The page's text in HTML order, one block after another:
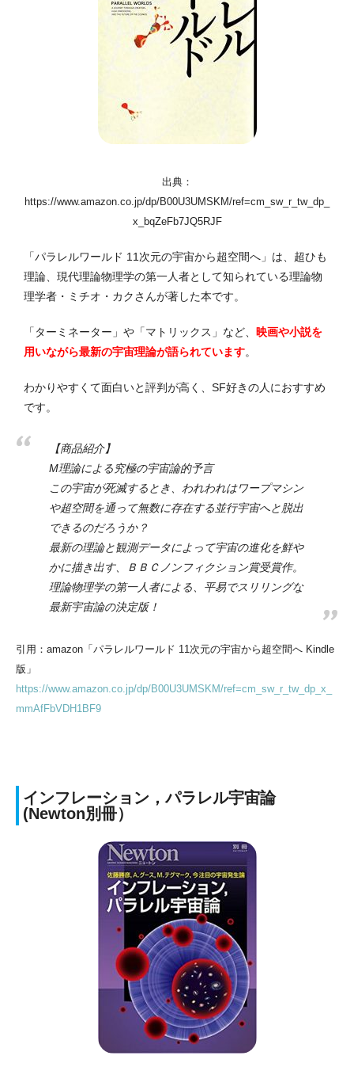
出典：
https://www.amazon.co.jp/dp/B00U3UMSKM/ref=cm_sw_r_tw_dp_
x_bqZeFb7JQ5RJF
「パラレルワールド 11次元の宇宙から超空間へ」は、超ひも
理論、現代理論物理学の第一人者として知られている理論物
理学者・ミチオ・カクさんが著した本です。
「ターミネーター」や「マトリックス」など、 映画や小説を
用いながら最新の宇宙理論が語られています。
わかりやすくて面白いと評判が高く、SF好きの人におすすめ
です。
【商品紹介】
M理論による究極の宇宙論的予言
この宇宙が死滅するとき、われわれはワープマシン
や超空間を通って無数に存在する並行宇宙へと脱出
できるのだろうか？
最新の理論と観測データによって宇宙の進化を鮮や
かに描き出す、ＢＢＣノンフィクション賞受賞作。
理論物理学の第一人者による、平易でスリリングな
最新宇宙論の決定版！
引用：amazon「パラレルワールド 11次元の宇宙から超空間へ Kindle
版」
https://www.amazon.co.jp/dp/B00U3UMSKM/ref=cm_sw_r_tw_dp_x_
mmAfFbVDH1BF9
インフレーション，パラレル宇宙論
(Newton別冊）